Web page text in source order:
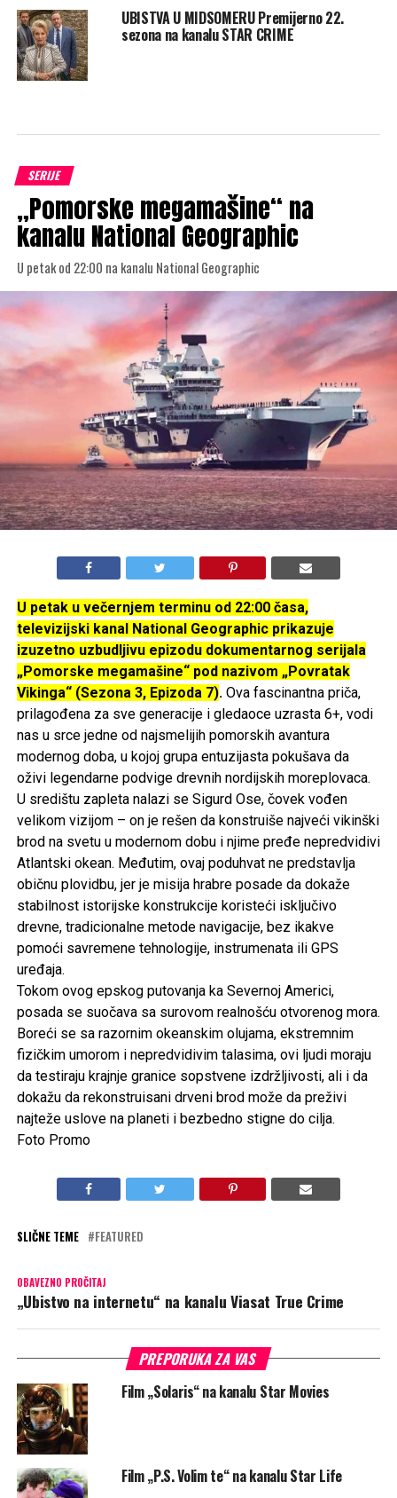
UBISTVA U MIDSOMERU Premijerno 22.
sezona na kanalu STAR CRIME
SERIJE
„Pomorske megamašine“ na
kanalu National Geographic
U petak od 22:00 na kanalu National Geographic
U petak u večernjem terminu od 22:00 časa,
televizijski kanal National Geographic prikazuje
izuzetno uzbudljivu epizodu dokumentarnog serijala
„Pomorske megamašine“ pod nazivom „Povratak
Vikinga“ (Sezona 3, Epizoda 7). Ova fascinantna priča,
prilagođena za sve generacije i gledaoce uzrasta 6+, vodi
nas u srce jedne od najsmelijih pomorskih avantura
modernog doba, u kojoj grupa entuzijasta pokušava da
oživi legendarne podvige drevnih nordijskih moreplovaca.
U središtu zapleta nalazi se Sigurd Ose, čovek vođen
velikom vizijom – on je rešen da konstruiše najveći vikinški
brod na svetu u modernom dobu i njime pređe nepredvidivi
Atlantski okean. Međutim, ovaj poduhvat ne predstavlja
običnu plovidbu, jer je misija hrabre posade da dokaže
stabilnost istorijske konstrukcije koristeći isključivo
drevne, tradicionalne metode navigacije, bez ikakve
pomoći savremene tehnologije, instrumenata ili GPS
uređaja.
Tokom ovog epskog putovanja ka Severnoj Americi,
posada se suočava sa surovom realnošću otvorenog mora.
Boreći se sa razornim okeanskim olujama, ekstremnim
fizičkim umorom i nepredvidivim talasima, ovi ljudi moraju
da testiraju krajnje granice sopstvene izdržljivosti, ali i da
dokažu da rekonstruisani drveni brod može da preživi
najteže uslove na planeti i bezbedno stigne do cilja.
Foto Promo
SLIČNE TEME FEATURED
OBAVEZNO PROČITAJ
„Ubistvo na internetu“ na kanalu Viasat True Crime
PREPORUKA ZA VAS
Film „Solaris“ na kanalu Star Movies
Film „P.S. Volim te“ na kanalu Star Life